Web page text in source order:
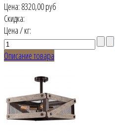
Цена: 8320,00 руб
Скидка:
Цена / кг:
Описание товара